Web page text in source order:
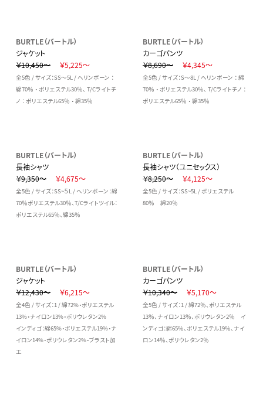
BURTLE（バートル）
ジャケット
￥10,450～
￥5,225～
全5色 / サイズ：SS～5L / ヘリンボーン ：
綿70％ ・ ポリエステル30％、 T/Cライトチ
ノ ： ポリエステル65％ ・ 綿35％
BURTLE（バートル）
カーゴパンツ
￥8,690～
￥4,345～
全5色 / サイズ：S～8L / ヘリンボーン ： 綿
70％ ・ ポリエステル30％、 T/Cライトチノ ：
ポリエステル65％ ・ 綿35％
BURTLE（バートル）
長袖シャツ
￥9,350～
￥4,675～
全5色 / サイズ：SS~５L / ヘリンボーン：綿
70％ポリエステル30％、T/Cライトツイル：
ポリエステル65％、綿35％
BURTLE（バートル）
長袖シャツ（ユニセックス）
￥8,250～
￥4,125～
全5色 / サイズ：SS~5L / ポリエステル
80％ 綿20％
BURTLE（バートル）
ジャケット
￥12,430～
￥6,215～
全4色 / サイズ：1 / 綿72%・ポリエステル
13%・ナイロン13%・ポリウレタン2%
インディゴ：綿65%・ポリエステル19%・ナ
イロン14%・ポリウレタン2%・ブラスト加
工
BURTLE（バートル）
カーゴパンツ
￥10,340～
￥5,170～
全5色 / サイズ：1 / 綿72％、ポリエステル
13％、ナイロン13％、ポリウレタン2％ イ
ンディゴ：綿65％、ポリエステル19％、ナイ
ロン14％、ポリウレタン2％